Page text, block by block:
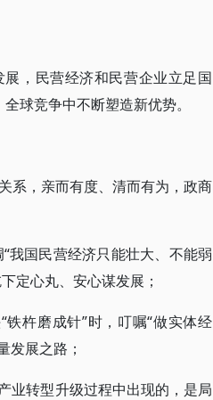
，民营经济和民营企业立足国
球竞争中不断塑造新优势。
系，亲而有度、清而有为，政商
我国民营经济只能壮大、不能弱
定心丸、安心谋发展；
铁杵磨成针”时，叮嘱“做实体经
发展之路；
业转型升级过程中出现的，是局